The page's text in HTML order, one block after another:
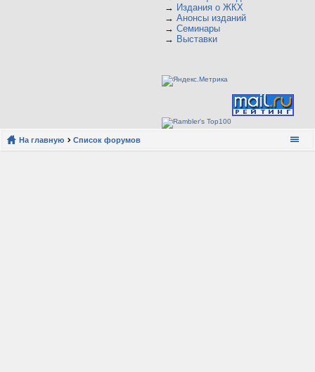
→ Издания о ЖКХ
→ Анонсы изданий
→ Семинары
→ Выставки
На главную Список форумов